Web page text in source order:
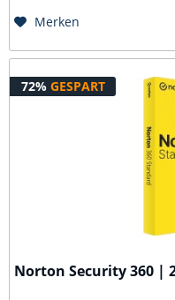
Merken
72% GESPART
Norton Security 360 |